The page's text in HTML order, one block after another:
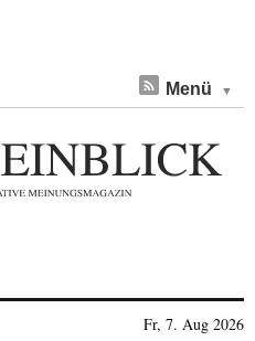
Menü
Fr, 7. Aug 2026